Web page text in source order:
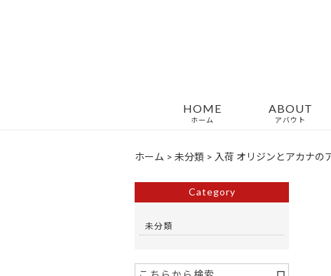
HOME
ホーム
ABOUT
アバウト
ホーム > 未分類 > 入荷 オリジンとアカナの
Category
未分類